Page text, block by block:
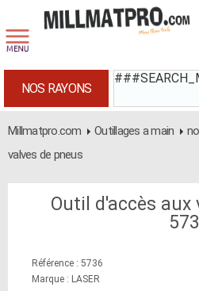
NOS RAYONS
Millmatpro.com Outillages a main
valves de pneus
Outil d'accès aux
Référence : 5736
Marque : LASER